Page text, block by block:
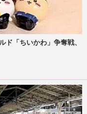
ド「ちいかわ」争奪戦、